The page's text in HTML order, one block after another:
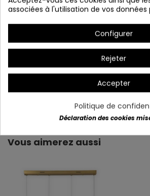
Vous aimerez aussi
associées à l'utilisation de vos données
Configurer
Rejeter
Accepter
Politique de
Déclaration des cookies